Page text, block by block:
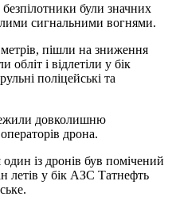
були значних
сигнальними вогнями.
пішли на зниження
обліт і відлетіли у бік
поліцейські та
довколишню
дрона.
із дронів був помічений
летів у бік АЗС Татнефть